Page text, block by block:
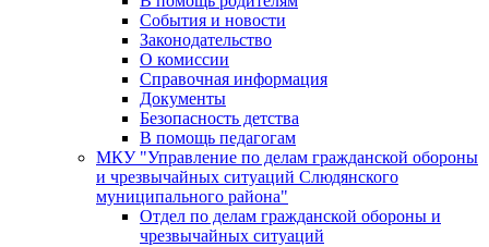
События и новости
Законодательство
О комиссии
Справочная информация
Документы
Безопасность детства
В помощь педагогам
МКУ "Управление по делам гражданской обороны
и чрезвычайных ситуаций Слюдянского
муниципального района"
Отдел по делам гражданской обороны и
чрезвычайных ситуаций